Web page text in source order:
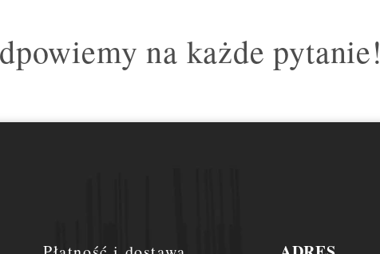
na każde pytanie!